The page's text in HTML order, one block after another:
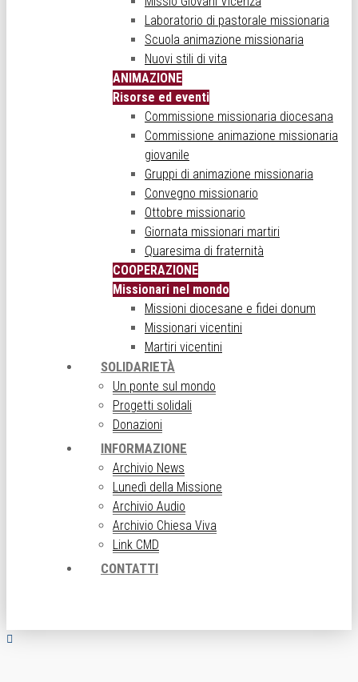
Laboratorio di pastorale missionaria
Scuola animazione missionaria
Nuovi stili di vita
ANIMAZIONE
Risorse ed eventi
Commissione missionaria diocesana
Commissione animazione missionaria
giovanile
Gruppi di animazione missionaria
Convegno missionario
Ottobre missionario
Giornata missionari martiri
Quaresima di fraternità
COOPERAZIONE
Missionari nel mondo
Missioni diocesane e fidei donum
Missionari vicentini
Martiri vicentini
SOLIDARIETÀ
Un ponte sul mondo
Progetti solidali
Donazioni
INFORMAZIONE
Archivio News
Lunedì della Missione
Archivio Audio
Archivio Chiesa Viva
Link CMD
CONTATTI